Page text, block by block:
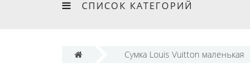
СПИСОК КАТЕГОРИЙ
Cумка Louis Vuitton маленькая